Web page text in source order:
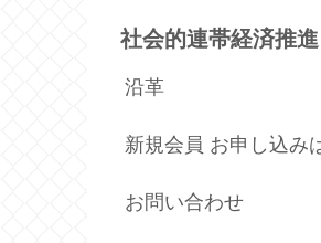
社会的連帯経済推
沿革
新規会員 お申し込み
お問い合わせ